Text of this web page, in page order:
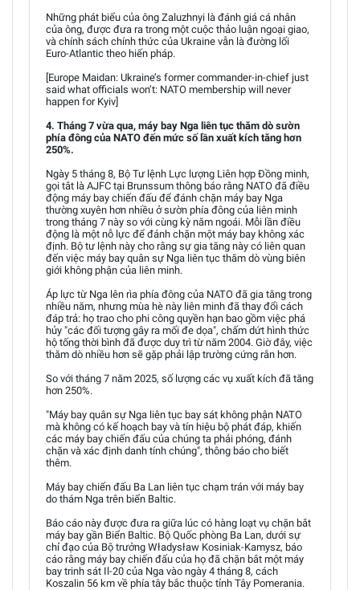
Những phát biểu của ông Zaluzhnyi là đánh giá cá nhân
của ông, được đưa ra trong một cuộc thảo luận ngoại giao,
và chính sách chính thức của Ukraine vẫn là đường lối
Euro-Atlantic theo hiến pháp.
[Europe Maidan: Ukraine’s former commander-in-chief just
said what officials won’t: NATO membership will never
happen for Kyiv]
4. Tháng 7 vừa qua, máy bay Nga liên tục thăm dò sườn
phía đông của NATO đến mức số lần xuất kích tăng hơn
250%.
Ngày 5 tháng 8, Bộ Tư lệnh Lực lượng Liên hợp Đồng minh,
gọi tắt là AJFC tại Brunssum thông báo rằng NATO đã điều
động máy bay chiến đấu để đánh chặn máy bay Nga
thường xuyên hơn nhiều ở sườn phía đông của liên minh
trong tháng 7 này so với cùng kỳ năm ngoái. Mỗi lần điều
động là một nỗ lực để đánh chặn một máy bay không xác
định. Bộ tư lệnh này cho rằng sự gia tăng này có liên quan
đến việc máy bay quân sự Nga liên tục thăm dò vùng biên
giới không phận của liên minh.
Áp lực từ Nga lên rìa phía đông của NATO đã gia tăng trong
nhiều năm, nhưng mùa hè này liên minh đã thay đổi cách
đáp trả: họ trao cho phi công quyền hạn bao gồm việc phá
hủy "các đối tượng gây ra mối đe dọa", chấm dứt hình thức
hộ tống thời bình đã được duy trì từ năm 2004. Giờ đây, việc
thăm dò nhiều hơn sẽ gặp phải lập trường cứng rắn hơn.
So với tháng 7 năm 2025, số lượng các vụ xuất kích đã tăng
hơn 250%.
"Máy bay quân sự Nga liên tục bay sát không phận NATO
mà không có kế hoạch bay và tín hiệu bộ phát đáp, khiến
các máy bay chiến đấu của chúng ta phải phóng, đánh
chặn và xác định danh tính chúng", thông báo cho biết
thêm.
Máy bay chiến đấu Ba Lan liên tục chạm trán với máy bay
do thám Nga trên biển Baltic.
Báo cáo này được đưa ra giữa lúc có hàng loạt vụ chặn bắt
máy bay gần Biển Baltic. Bộ Quốc phòng Ba Lan, dưới sự
chỉ đạo của Bộ trưởng Władysław Kosiniak-Kamysz, báo
cáo rằng máy bay chiến đấu của họ đã chặn bắt một máy
bay trinh sát Il-20 của Nga vào ngày 4 tháng 8, cách
Koszalin 56 km về phía tây bắc thuộc tỉnh Tây Pomerania.